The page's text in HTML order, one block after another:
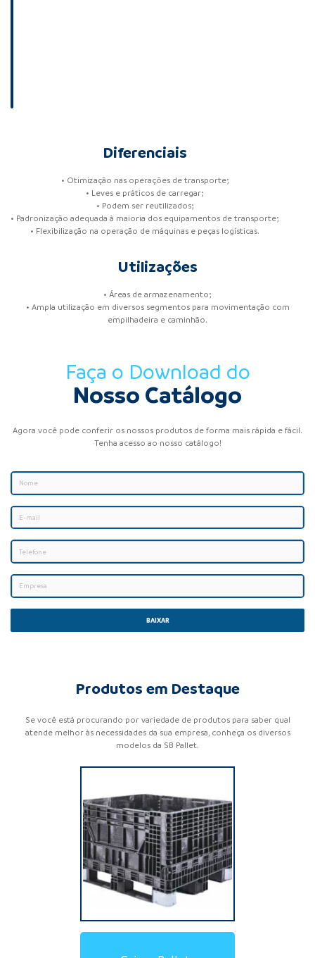
Diferenciais
• Otimização nas operações de transporte;
• Leves e práticos de carregar;
• Podem ser reutilizados;
• Padronização adequada à maioria dos equipamentos de transporte;
• Flexibilização na operação de máquinas e peças logísticas.
Utilizações
• Áreas de armazenamento;
• Ampla utilização em diversos segmentos para movimentação com
empilhadeira e caminhão.
Faça o Download do
Nosso Catálogo
Agora você pode conferir os nossos produtos de forma mais rápida e fácil.
Tenha acesso ao nosso catálogo!
BAIXAR
Produtos em Destaque
Se você está procurando por variedade de produtos para saber qual
atende melhor às necessidades da sua empresa, conheça os diversos
modelos da SB Pallet.
Locação de Pallets de
Locação de Pallets de
Locação de Racks